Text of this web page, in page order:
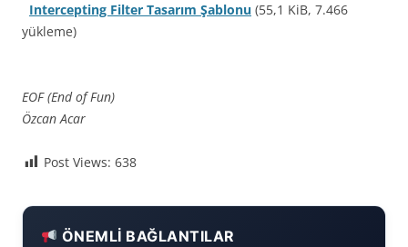
Intercepting Filter Tasarım Şablonu (55,1 KiB, 7.466
yükleme)
EOF (End of Fun)
Özcan Acar
Post Views: 638
ÖNEMLI BAĞLANTILAR